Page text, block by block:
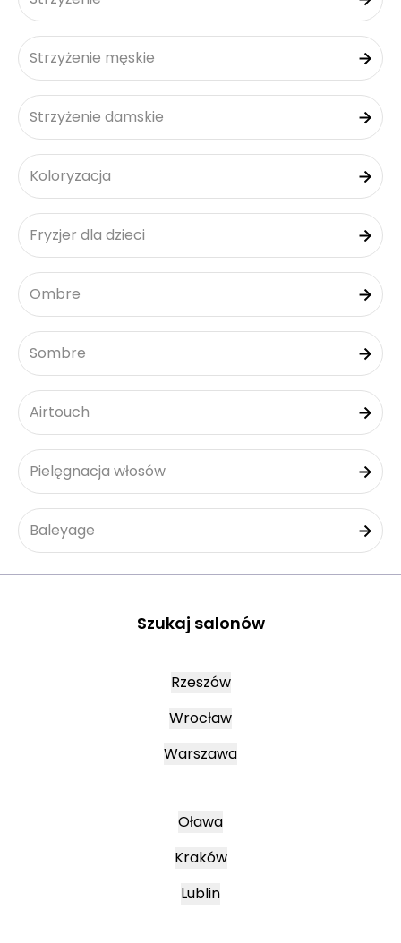
Strzyżenie męskie
Strzyżenie damskie
Koloryzacja
Fryzjer dla dzieci
Ombre
Sombre
Airtouch
Pielęgnacja włosów
Baleyage
Szukaj salonów
Rzeszów
Wrocław
Warszawa
Oława
Kraków
Lublin